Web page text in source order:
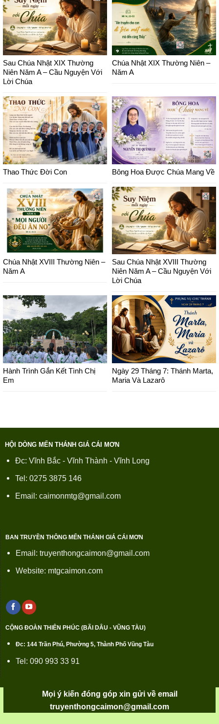
Sau Chúa Nhật XIX Thường
Niên Năm A – Cầu Nguyện Với
Lời Chúa
Chúa Nhật XIX Thường Niên –
Năm A
Thao Thức Đời Con Bông Hoa Được Chúa Mang Về
Chúa Nhật XVIII Thường Niên –
Năm A
Sau Chúa Nhật XVIII Thường
Niên Năm A – Cầu Nguyện Với
Lời Chúa
Hành Trình Gắn Kết Tình Chị
Em
Ngày 29 Tháng 7: Thánh Marta,
Maria Và Lazarô
HỘI DÒNG MẾN THÁNH GIÁ CÁI MƠN
Đc: Vĩnh Bắc - Vĩnh Thành - Vĩnh Long
Tel: 0275 3875 146
Email: caimonmtg@gmail.com
BAN TRUYỀN THÔNG MẾN THÁNH GIÁ CÁI MƠN
Email: truyenthongcaimon@gmail.com
Website: mtgcaimon.com
CỘNG ĐOÀN THIÊN PHÚC (BÃI DÂU - VŨNG TÀU)
Đc: 144 Trần Phú, Phường 5, Thành Phố Vũng Tàu
Tel: 090 993 33 91
Mọi ý kiến đóng góp xin gửi về email
truyenthongcaimon@gmail.com